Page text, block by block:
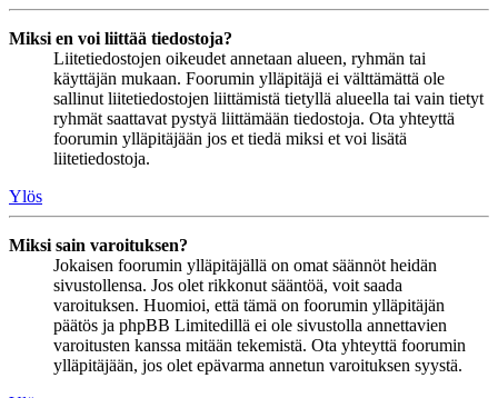
Miksi en voi liittää tiedostoja?
Liitetiedostojen oikeudet annetaan alueen, ryhmän tai
käyttäjän mukaan. Foorumin ylläpitäjä ei välttämättä ole
sallinut liitetiedostojen liittämistä tietyllä alueella tai vain tietyt
ryhmät saattavat pystyä liittämään tiedostoja. Ota yhteyttä
foorumin ylläpitäjään jos et tiedä miksi et voi lisätä
liitetiedostoja.
Ylös
Miksi sain varoituksen?
Jokaisen foorumin ylläpitäjällä on omat säännöt heidän
sivustollensa. Jos olet rikkonut sääntöä, voit saada
varoituksen. Huomioi, että tämä on foorumin ylläpitäjän
päätös ja phpBB Limitedillä ei ole sivustolla annettavien
varoitusten kanssa mitään tekemistä. Ota yhteyttä foorumin
ylläpitäjään, jos olet epävarma annetun varoituksen syystä.